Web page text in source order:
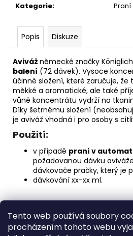
Tento web používá soubory
procházením tohoto webu
Kategorie: Praní
Popis Diskuze
Aviváž německé značky
balení (72 dávek). Vysoce
účinné složení, které zaručuje, že
měkké a aromatické, ale také
vůně koncentrátu vydrží na
Díky šetrnému složení
je aviváž vhodná i pro osoby s
Použití:
v případě praní v
požadovanou dávku
dávkovače pračky, který je
dávkování xx-xx ml.
č
e
e
AREON
GEL
CAN
SPORT
LUX
-
PLATINUM
80G
Z
Medic